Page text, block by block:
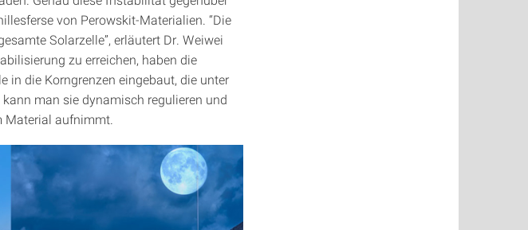
von Perowskit-Materialien. “Die
Solarzelle”, erläutert Dr. Weiwei
zu erreichen, haben die
in die Korngrenzen eingebaut, die unter
man sie dynamisch regulieren und
Material aufnimmt.